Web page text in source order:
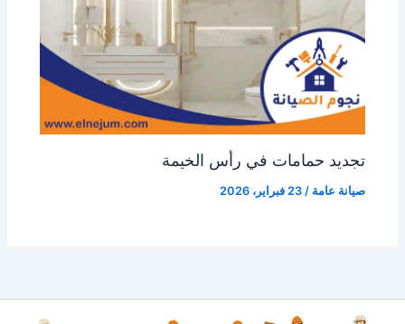
تجديد حمامات في رأس الخيمة
صيانة عامة /23 فبراير، 2026